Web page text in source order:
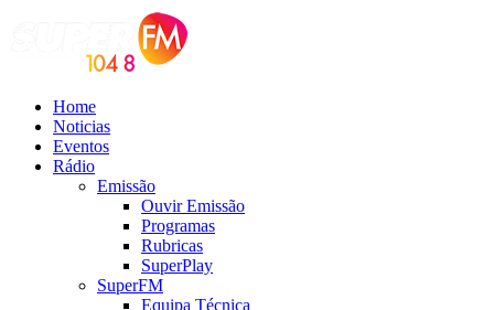
Home
Noticias
Eventos
Rádio
Emissão
Ouvir Emissão
Programas
Rubricas
SuperPlay
SuperFM
Equipa Técnica